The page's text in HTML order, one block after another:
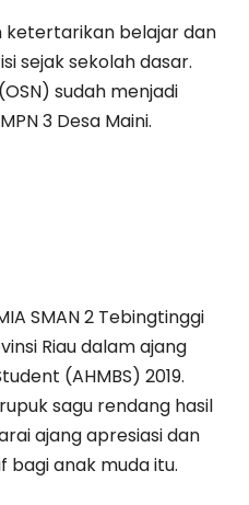
ketertarikan belajar dan
sejak sekolah dasar.
sudah menjadi
3 Desa Maini.
SMAN 2 Tebingtinggi
Riau dalam ajang
(AHMBS) 2019.
sagu rendang hasil
ajang apresiasi dan
bagi anak muda itu.